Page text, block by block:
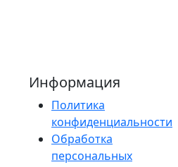
Информация
Политика
конфиденциальности
Обработка
персональных